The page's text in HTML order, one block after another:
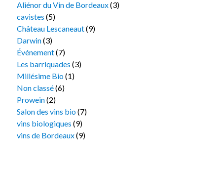
Aliénor du Vin de Bordeaux(3)
cavistes (5)
Château Lescaneaut(9)
Darwin(3)
Événement(7)
Les barriquades (3)
Millésime Bio(1)
Non classé(6)
Prowein(2)
Salon des vins bio(7)
vins biologiques (9)
vins de Bordeaux(9)